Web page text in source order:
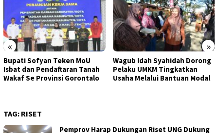
« »
Bupati Sofyan Teken MoU
Isbat dan Pendaftaran Tanah
Wakaf Se Provinsi Gorontalo
Wagub Idah Syahidah Dorong
Pelaku UMKM Tingkatkan
Usaha Melalui Bantuan Modal
TAG: RISET
Pemprov Harap Dukungan Riset UNG Dukung